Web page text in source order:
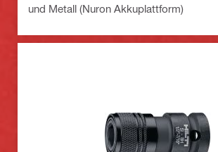
und Metall (Nuron Akkuplattform)